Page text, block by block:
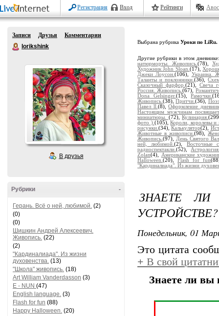
Регистрация Вход Рейтинги
Записи Друзья
Комментарии
lorikshink
В друзья
-
Рубрики
Герань. Всё о ней, любимой. (2)
(0)
(0)
Шишкин Андрей Алексеевич.
Живопись. (22)
(2)
"Кардиналиада". Из жизни
духовенства. (13)
"Школа" живопись. (18)
Art William Vanderdasson (3)
E - NUN (47)
English language. (3)
Flash for fun (88)
Happy Halloween. (20)
Выбрана рубрика Уроки по
Другие рубрики в этом
натюрморты. Живопись. (78),
Художник John Sloan. (17),
Джеки Лоусон.(106), Украина.
Таланты и поклонники.(36),
Сказочный фарфор.(21),Свеча
Россия. Живопись.(67),
Dona Gelsinger.(15),Рамочки.
Живопись. (38),Притчи.(36),
Павел ll. (8),Оформление
Настоящим мужчинам
миниатюры. (72),Кулинария.
фото ). (105),Короли, королевы и
рисунки. (34),Калькулятор(2),
Животные в живописи. (98),
Живопись. (97), День Святого
ней, любимой.(2), Восточные
радиоспектакли. (52),
Zolan(4),
Американские
Halloween. (20),Flash for fun
"Кардиналиада". Из жизни
ЗНАЕТЕ
УСТРОЙСТВЕ?
Понедельник, 01
Это цитата
+ В свой
Знаете ли вы